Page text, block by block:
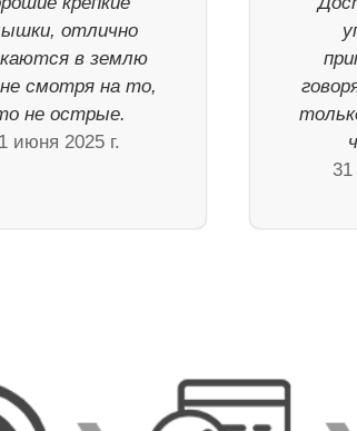
отлично
в землю
смотря на то,
не острые.
июня 2025 г.
31